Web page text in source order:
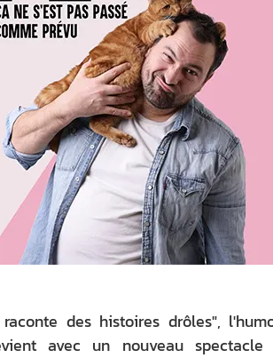
des histoires drôles",
avec un nouveau